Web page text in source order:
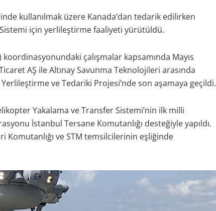
kullanılmak üzere Kanada’dan tedarik edilirken
için yerlileştirme faaliyeti yürütüldü.
koordinasyonundaki çalışmalar kapsamında Mayıs
AŞ ile Altınay Savunma Teknolojileri arasında
ve Tedariki Projesi’nde son aşamaya geçildi.
Yakalama ve Transfer Sistemi’nin ilk milli
İstanbul Tersane Komutanlığı desteğiyle yapıldı.
Komutanlığı ve STM temsilcilerinin eşliğinde